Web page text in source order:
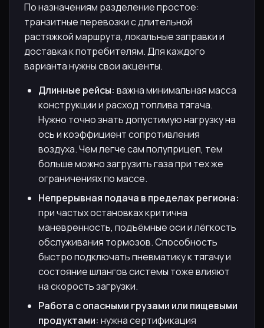
По назначениям разделение простое:
транзитные перевозки с длительной
растяжкой маршрута, локальные заправки и
доставка к потребителям. Для каждого
варианта нужны свои акценты.
Длинные рейсы: важна минимальная масса
конструкции и расход топлива тягача.
Нужно точно знать допустимую нагрузку на
ось и коэффициент сопротивления
воздуха. Чем легче сам полуприцеп, тем
больше можно загрузить газа при тех же
ограничениях по массе.
Непрерывная подача в пределах региона:
при частых остановках критична
маневренность, подъёмные оси и лёгкость
обслуживания тормозов. Способность
быстро подключать пневматику к тягачу и
состояние шлангов системы тоже влияют
на скорость загрузки.
Работа с опасными грузами или пищевыми
продуктами: нужна сертификация